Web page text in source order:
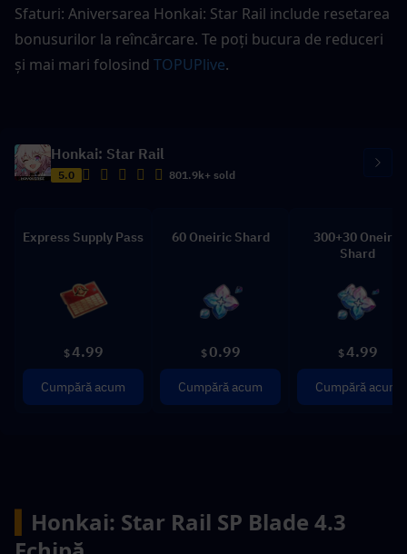
Sfaturi: Aniversarea Honkai: Star Rail include resetarea
bonusurilor la reîncărcare. Te poți bucura de reduceri
și mai mari folosind TOPUPlive.
Honkai: Star Rail
5.0 801.9k+ sold
Express Supply Pass
$4.99
Cumpără acum
60 Oneiric Shard
$ 0.99
Cumpără acum
300+30 Oneiric
Shard
$4.99
Cumpără acum
Honkai: Star Rail SP Blade 4.3